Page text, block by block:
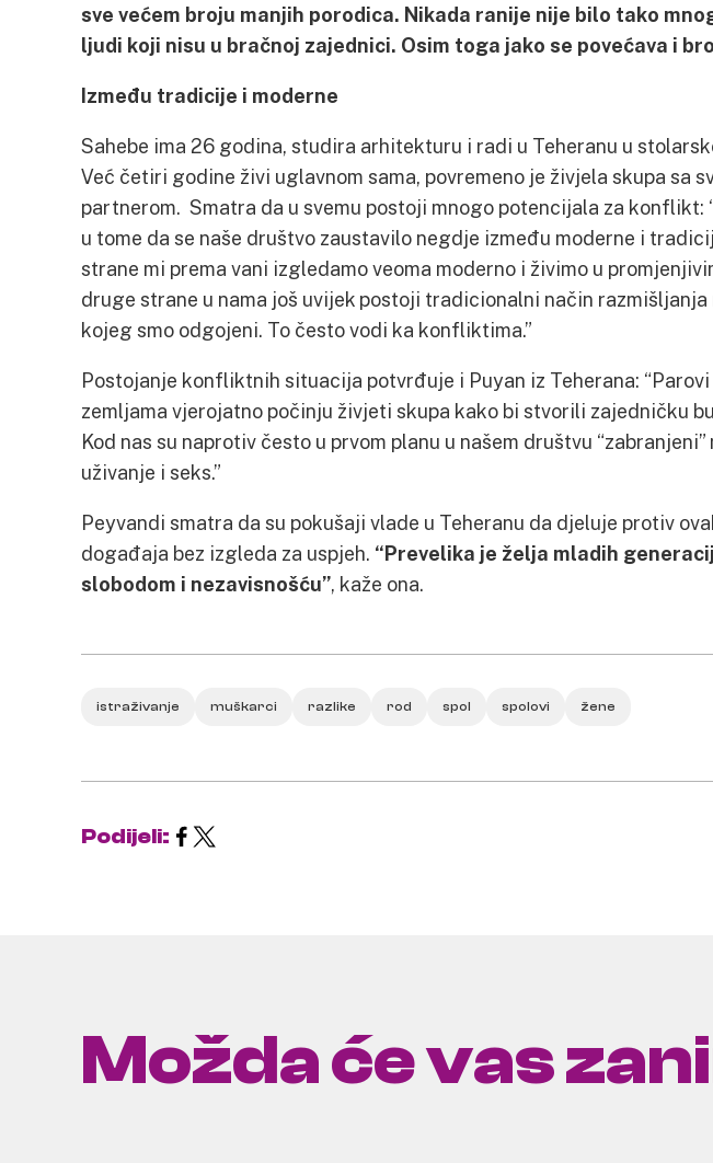
sve većem broju manjih porodica. Nikada ranije nije bilo tako
ljudi koji nisu u bračnoj zajednici. Osim toga jako se povećava i
Između tradicije i moderne
Sahebe ima 26 godina, studira arhitekturu i radi u Teheranu u
Već četiri godine živi uglavnom sama, povremeno je živjela skupa sa
partnerom. Smatra da u svemu postoji mnogo potencijala za konflikt:
u tome da se naše društvo zaustavilo negdje između moderne i
strane mi prema vani izgledamo veoma moderno i živimo u
druge strane u nama još uvijek postoji tradicionalni način razmišljanja
kojeg smo odgojeni. To često vodi ka konfliktima.”
Postojanje konfliktnih situacija potvrđuje i Puyan iz Teherana:
zemljama vjerojatno počinju živjeti skupa kako bi stvorili zajedničku
Kod nas su naprotiv često u prvom planu u našem društvu “zabranjeni”
uživanje i seks.”
Peyvandi smatra da su pokušaji vlade u Teheranu da djeluje protiv
događaja bez izgleda za uspjeh. “Prevelika je želja mladih
slobodom i nezavisnošću”, kaže ona.
istraživanje muškarci razlike rod spol spolovi žene
Podijeli:
Možda će vas